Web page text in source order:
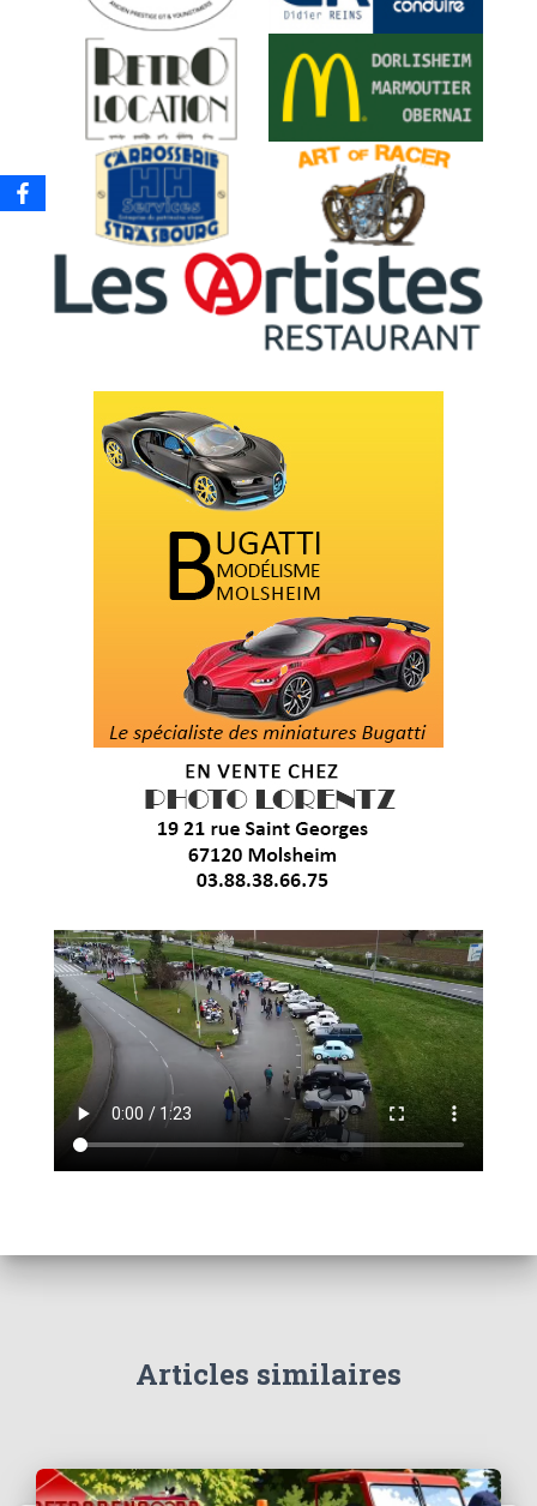
Articles similaires